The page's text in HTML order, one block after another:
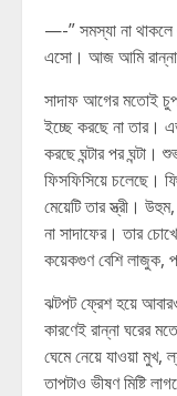
—-” সমস্যা না থাকলে
এসো। আজ আমি
সাদাফ আগের মতোই
ইচ্ছে করছে না তার।
করছে ঘন্টার পর ঘন্টা।
ফিসফিসিয়ে চলেছে।
মেয়েটি তার স্ত্রী।
না সাদাফের। তার
কয়েকগুণ বেশি লাজুক,
ঝটপট ফ্রেশ হয়ে
কারণেই রান্না ঘরের
ঘেমে নেয়ে যাওয়া মুখ,
তাপটাও ভীষণ মিষ্টি